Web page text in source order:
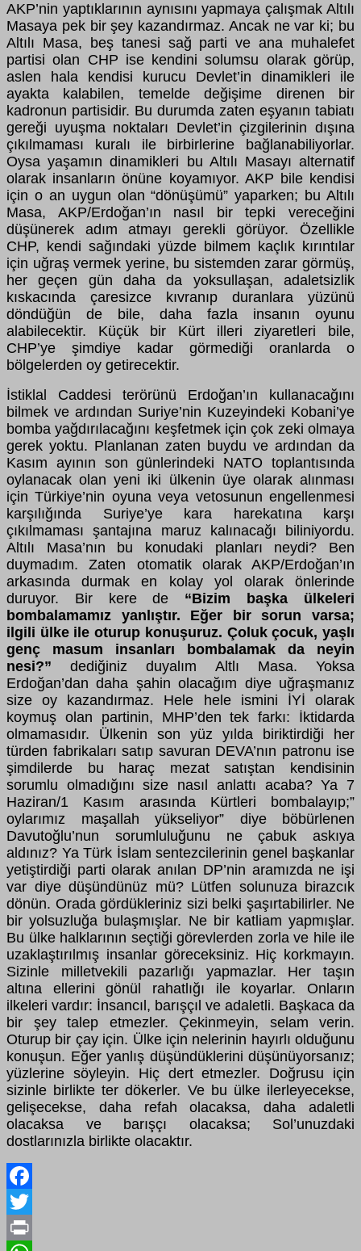
AKP’nin yaptıklarının aynısını yapmaya çalışmak Altılı
Masaya pek bir şey kazandırmaz. Ancak ne var ki; bu
Altılı Masa, beş tanesi sağ parti ve ana muhalefet
partisi olan CHP ise kendini solumsu olarak görüp,
aslen hala kendisi kurucu Devlet’in dinamikleri ile
ayakta kalabilen, temelde değişime direnen bir
kadronun partisidir. Bu durumda zaten eşyanın tabiatı
gereği uyuşma noktaları Devlet’in çizgilerinin dışına
çıkılmaması kuralı ile birbirlerine bağlanabiliyorlar.
Oysa yaşamın dinamikleri bu Altılı Masayı alternatif
olarak insanların önüne koyamıyor. AKP bile kendisi
için o an uygun olan “dönüşümü” yaparken; bu Altılı
Masa, AKP/Erdoğan’ın nasıl bir tepki vereceğini
düşünerek adım atmayı gerekli görüyor. Özellikle
CHP, kendi sağındaki yüzde bilmem kaçlık kırıntılar
için uğraş vermek yerine, bu sistemden zarar görmüş,
her geçen gün daha da yoksullaşan, adaletsizlik
kıskacında çaresizce kıvranıp duranlara yüzünü
döndüğün de bile, daha fazla insanın oyunu
alabilecektir. Küçük bir Kürt illeri ziyaretleri bile,
CHP’ye şimdiye kadar görmediği oranlarda o
bölgelerden oy getirecektir.
İstiklal Caddesi terörünü Erdoğan’ın kullanacağını
bilmek ve ardından Suriye’nin Kuzeyindeki Kobani’ye
bomba yağdırılacağını keşfetmek için çok zeki olmaya
gerek yoktu. Planlanan zaten buydu ve ardından da
Kasım ayının son günlerindeki NATO toplantısında
oylanacak olan yeni iki ülkenin üye olarak alınması
için Türkiye’nin oyuna veya vetosunun engellenmesi
karşılığında Suriye’ye kara harekatına karşı
çıkılmaması şantajına maruz kalınacağı biliniyordu.
Altılı Masa’nın bu konudaki planları neydi? Ben
duymadım. Zaten otomatik olarak AKP/Erdoğan’ın
arkasında durmak en kolay yol olarak önlerinde
duruyor. Bir kere de “Bizim başka ülkeleri
bombalamamız yanlıştır. Eğer bir sorun varsa;
ilgili ülke ile oturup konuşuruz. Çoluk çocuk, yaşlı
genç masum insanları bombalamak da neyin
nesi?” dediğiniz duyalım Altlı Masa. Yoksa
Erdoğan’dan daha şahin olacağım diye uğraşmanız
size oy kazandırmaz. Hele hele ismini İYİ olarak
koymuş olan partinin, MHP’den tek farkı: İktidarda
olmamasıdır. Ülkenin son yüz yılda biriktirdiği her
türden fabrikaları satıp savuran DEVA’nın patronu ise
şimdilerde bu haraç mezat satıştan kendisinin
sorumlu olmadığını size nasıl anlattı acaba? Ya 7
Haziran/1 Kasım arasında Kürtleri bombalayıp;”
oylarımız maşallah yükseliyor” diye böbürlenen
Davutoğlu’nun sorumluluğunu ne çabuk askıya
aldınız? Ya Türk İslam sentezcilerinin genel başkanlar
yetiştirdiği parti olarak anılan DP’nin aramızda ne işi
var diye düşündünüz mü? Lütfen solunuza birazcık
dönün. Orada gördükleriniz sizi belki şaşırtabilirler. Ne
bir yolsuzluğa bulaşmışlar. Ne bir katliam yapmışlar.
Bu ülke halklarının seçtiği görevlerden zorla ve hile ile
uzaklaştırılmış insanlar göreceksiniz. Hiç korkmayın.
Sizinle milletvekili pazarlığı yapmazlar. Her taşın
altına ellerini gönül rahatlığı ile koyarlar. Onların
ilkeleri vardır: İnsancıl, barışçıl ve adaletli. Başkaca da
bir şey talep etmezler. Çekinmeyin, selam verin.
Oturup bir çay için. Ülke için nelerinin hayırlı olduğunu
konuşun. Eğer yanlış düşündüklerini düşünüyorsanız;
yüzlerine söyleyin. Hiç dert etmezler. Doğrusu için
sizinle birlikte ter dökerler. Ve bu ülke ilerleyecekse,
gelişecekse, daha refah olacaksa, daha adaletli
olacaksa ve barışçı olacaksa; Sol’unuzdaki
dostlarınızla birlikte olacaktır.
Facebook
Twitter